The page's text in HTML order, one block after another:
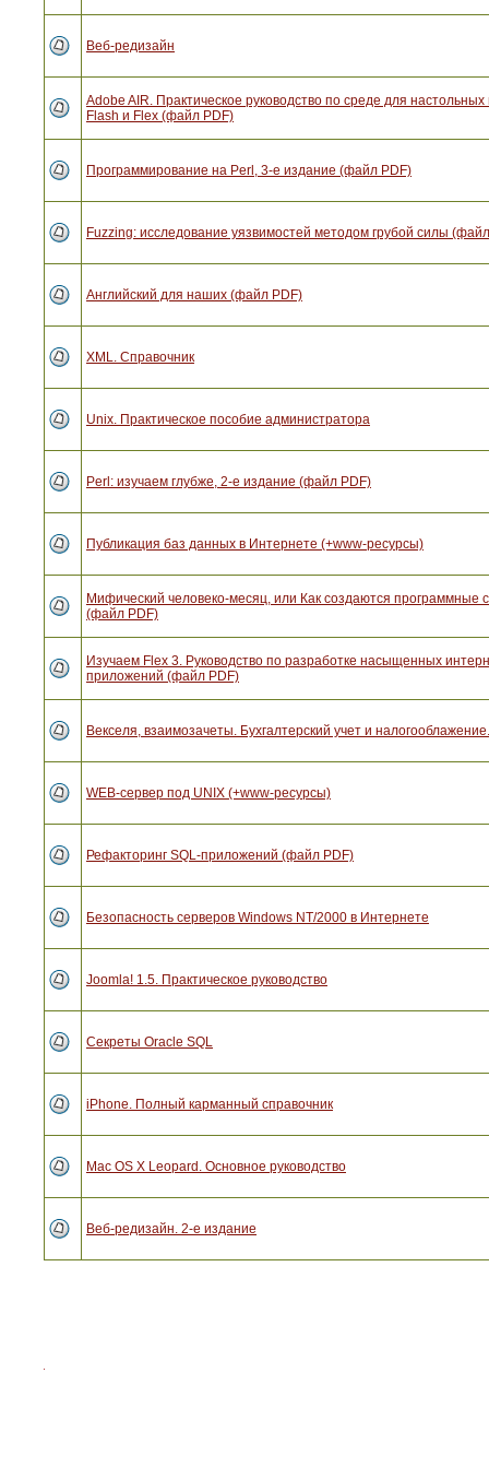
Веб-редизайн
Adobe AIR. Практическое руководство по среде для
Flash и Flex (файл PDF)
Программирование на Perl, 3-е издание (файл PDF)
Fuzzing: исследование уязвимостей методом грубой силы
Английский для наших (файл PDF)
XML. Справочник
Unix. Практическое пособие администратора
Perl: изучаем глубже, 2-е издание (файл PDF)
Публикация баз данных в Интернете (+www-ресурсы)
Мифический человеко-месяц, или Как создаются программные
(файл PDF)
Изучаем Flex 3. Руководство по разработке насыщенных
приложений (файл PDF)
Векселя, взаимозачеты. Бухгалтерский учет и
WEB-сервер под UNIX (+www-ресурсы)
Рефакторинг SQL-приложений (файл PDF)
Безопасность серверов Windows NT/2000 в Интернете
Joomla! 1.5. Практическое руководство
Секреты Oracle SQL
iPhone. Полный карманный справочник
Mac OS X Leopard. Основное руководство
Веб-редизайн. 2-е издание